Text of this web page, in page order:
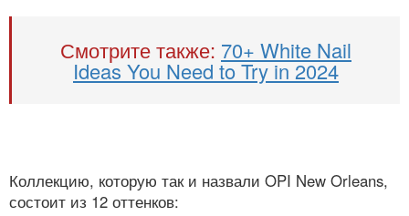
Смотрите также: 70+ White Nail
Ideas You Need to Try in 2024
Коллекцию, которую так и назвали OPI New Orleans,
состоит из 12 оттенков: